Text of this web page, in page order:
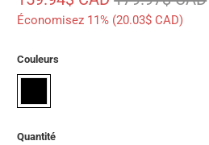
Économisez 11% (20.03$ CAD)
Couleurs
Quantité